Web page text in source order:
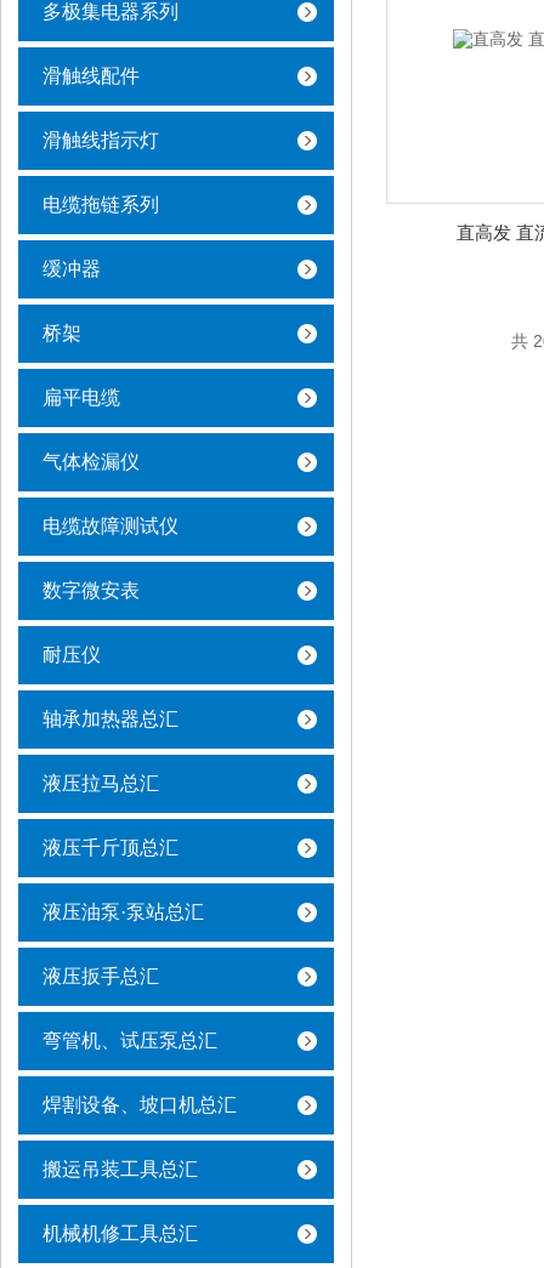
多极集电器系列
滑触线配件
滑触线指示灯
电缆拖链系列
缓冲器
桥架
扁平电缆
气体检漏仪
电缆故障测试仪
数字微安表
耐压仪
轴承加热器总汇
液压拉马总汇
液压千斤顶总汇
液压油泵·泵站总汇
液压扳手总汇
弯管机、试压泵总汇
焊割设备、坡口机总汇
搬运吊装工具总汇
机械机修工具总汇
直高发 直
共